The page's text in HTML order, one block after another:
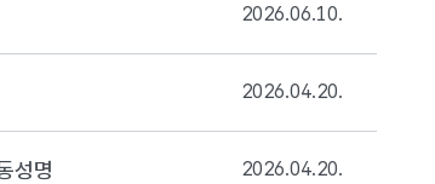
2026.06.10.
2026.04.20.
성명 2026.04.20.